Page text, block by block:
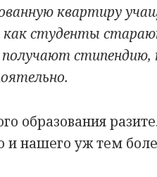
квартиру
как студенты
образования
и нашего уж тем